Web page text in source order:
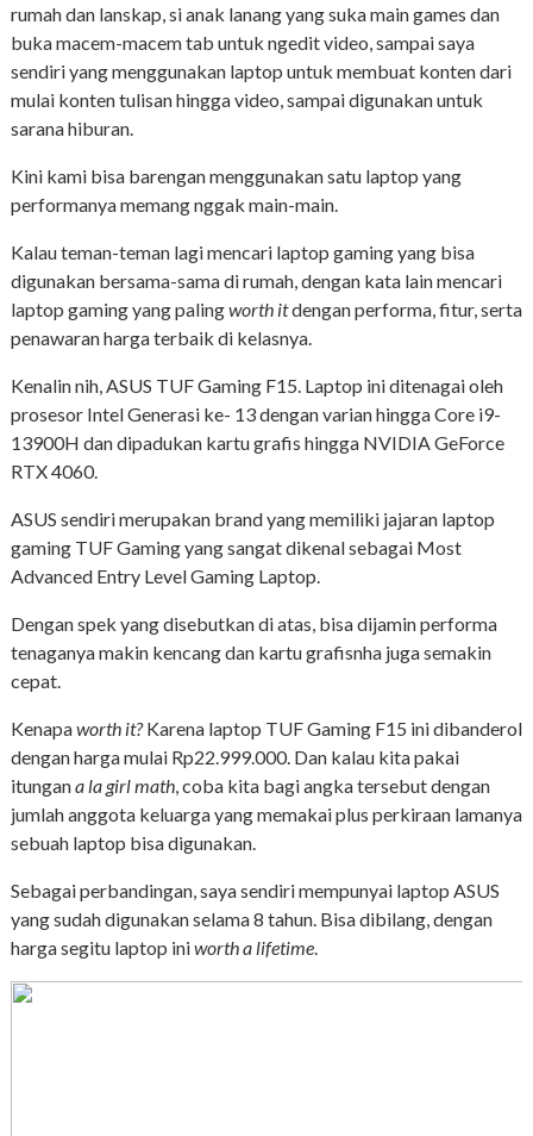
rumah dan lanskap, si anak lanang yang suka main games dan
buka macem-macem tab untuk ngedit video, sampai saya
sendiri yang menggunakan laptop untuk membuat konten dari
mulai konten tulisan hingga video, sampai digunakan untuk
sarana hiburan.
Kini kami bisa barengan menggunakan satu laptop yang
performanya memang nggak main-main.
Kalau teman-teman lagi mencari laptop gaming yang bisa
digunakan bersama-sama di rumah, dengan kata lain mencari
laptop gaming yang palingworth itdengan performa, fitur, serta
penawaran harga terbaik di kelasnya.
Kenalin nih, ASUS TUF Gaming F15. Laptop ini ditenagai oleh
prosesor Intel Generasi ke- 13 dengan varian hingga Core i9-
13900H dan dipadukan kartu grafis hingga NVIDIA GeForce
RTX 4060.
ASUS sendiri merupakan brand yang memiliki jajaran laptop
gaming TUF Gaming yang sangat dikenal sebagai Most
Advanced Entry Level Gaming Laptop.
Dengan spek yang disebutkan di atas, bisa dijamin performa
tenaganya makin kencang dan kartu grafisnha juga semakin
cepat.
Kenapaworth it?Karena laptop TUF Gaming F15 ini dibanderol
dengan harga mulai Rp22.999.000. Dan kalau kita pakai
itungana la girl math, coba kita bagi angka tersebut dengan
jumlah anggota keluarga yang memakai plus perkiraan lamanya
sebuah laptop bisa digunakan.
Sebagai perbandingan, saya sendiri mempunyai laptop ASUS
yang sudah digunakan selama 8 tahun. Bisa dibilang, dengan
harga segitu laptop iniworth a lifetime.